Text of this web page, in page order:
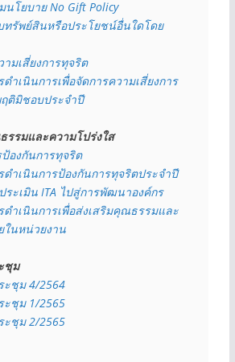
นโยบาย No Gift Policy
ทรัพย์สินหรือประโยชน์อื่นใดโดย
มเสี่ยงการทุจริต
ำเนินการเพื่อจัดการความเสี่ยงการ
ติมิชอบประจำปี
รรมและความโปร่งใส
องกันการทุจริต
ดำเนินการป้องกันการทุจริตประจำปี
ระเมิน ITA ไปสู่การพัฒนาองค์กร
ดำเนินการเพื่อส่งเสริมคุณธรรมและ
ในหน่วยงาน
ชุม
ะชุม 4/2564
ะชุม 1/2565
ะชุม 2/2565